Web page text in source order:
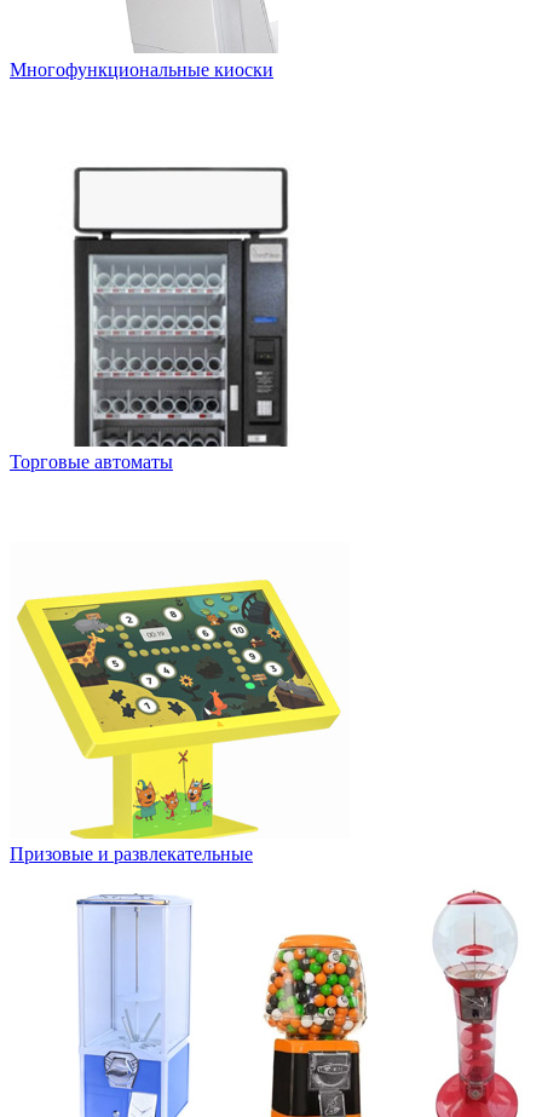
Многофункциональные киоски
Торговые автоматы
Призовые и развлекательные